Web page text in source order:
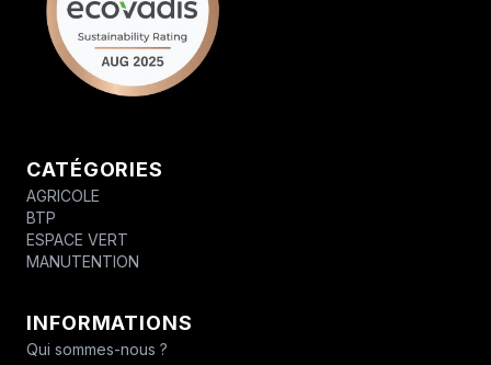
CATÉGORIES
AGRICOLE
BTP
ESPACE VERT
MANUTENTION
INFORMATIONS
Qui sommes-nous ?